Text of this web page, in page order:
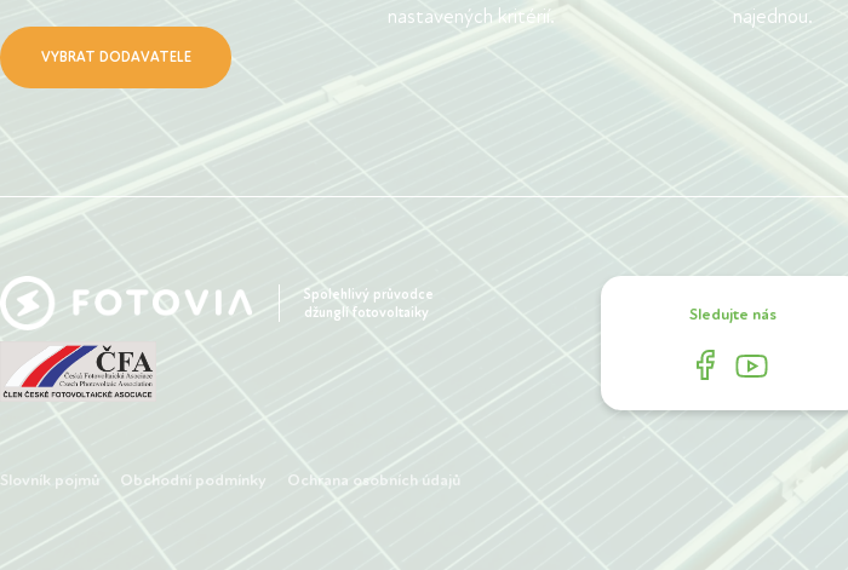
VYBRAT DODAVATELE
nastavených kritérií.
najednou.
Spolehlivý průvodce
džunglí fotovoltaiky
Sledujte nás
Slovník pojmů Obchodní podmínky Ochrana osobních údajů